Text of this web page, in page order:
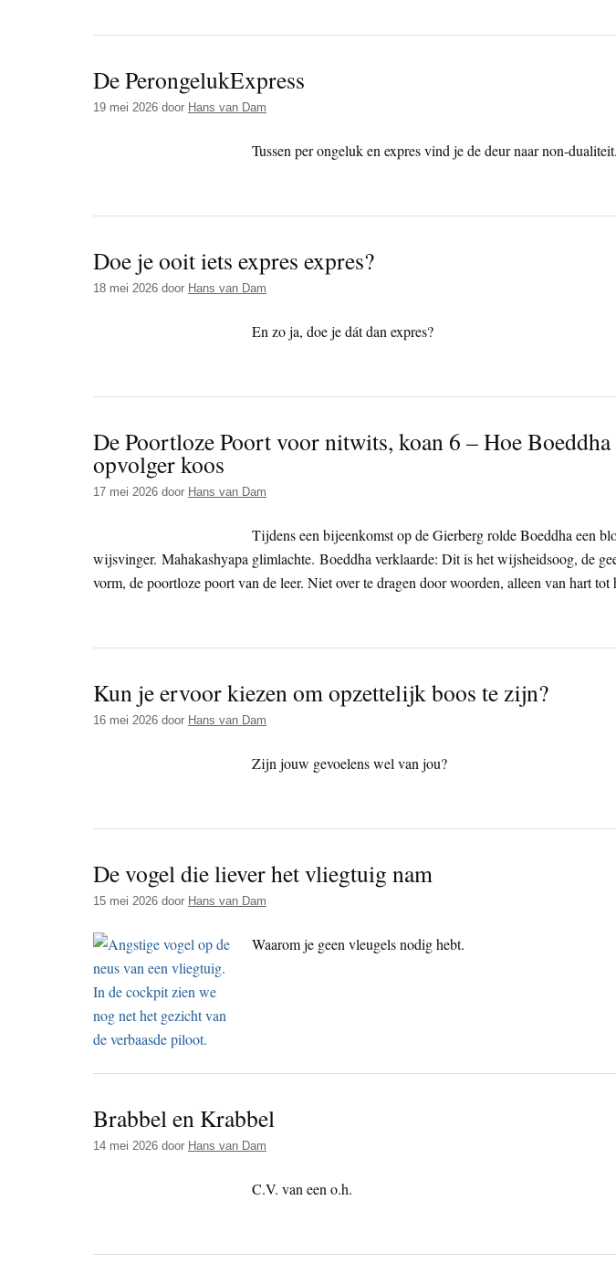
De PerongelukExpress
19 mei 2026 door Hans van Dam
Tussen per ongeluk en expres vind je de deur naar non-dualiteit.
Doe je ooit iets expres expres?
18 mei 2026 door Hans van Dam
En zo ja, doe je dát dan expres?
De Poortloze Poort voor nitwits, koan 6 – Hoe Boeddha
opvolger koos
17 mei 2026 door Hans van Dam
Tijdens een bijeenkomst op de Gierberg rolde Boeddha een
wijsvinger. Mahakashyapa glimlachte. Boeddha verklaarde: Dit is het wijsheidsoog, de
vorm, de poortloze poort van de leer. Niet over te dragen door woorden, alleen van hart
Kun je ervoor kiezen om opzettelijk boos te zijn?
16 mei 2026 door Hans van Dam
Zijn jouw gevoelens wel van jou?
De vogel die liever het vliegtuig nam
15 mei 2026 door Hans van Dam
Waarom je geen vleugels nodig hebt.
Brabbel en Krabbel
14 mei 2026 door Hans van Dam
C.V. van een o.h.